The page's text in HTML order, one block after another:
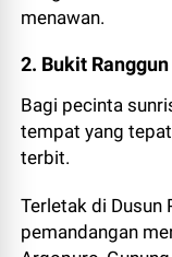
menawan.
2. Bukit
Bagi pecinta
tempat yang
terbit.
Terletak di Dusun
pemandangan